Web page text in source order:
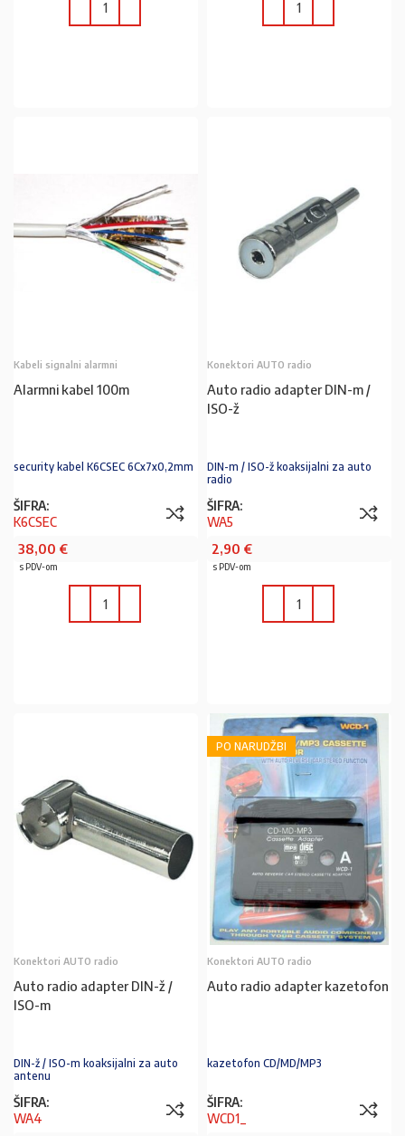
Kabeli signalni alarmni
Alarmni kabel 100m
security kabel K6CSEC 6Cx7x0,2mm
ŠIFRA:
K6CSEC
38,00 €
s PDV-om
Konektori AUTO radio
Auto radio adapter DIN-m /
ISO-ž
DIN-m / ISO-ž koaksijalni za auto
radio
ŠIFRA:
WA5
2,90 €
s PDV-om
Konektori AUTO radio
Auto radio adapter DIN-ž /
ISO-m
DIN-ž / ISO-m koaksijalni za auto
antenu
ŠIFRA:
WA4
PO NARUDŽBI
Konektori AUTO radio
Auto radio adapter kazetofon
kazetofon CD/MD/MP3
ŠIFRA:
WCD1_